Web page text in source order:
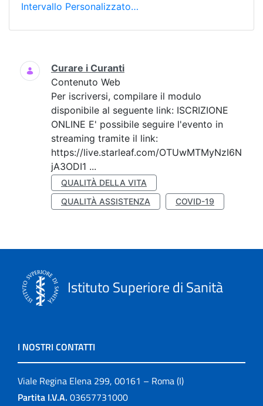
Intervallo Personalizzato…
Ricerca
Curare i Curanti
Contenuto Web
Per iscriversi, compilare il modulo
disponibile al seguente link: ISCRIZIONE
ONLINE E' possibile seguire l'evento in
streaming tramite il link:
https://live.starleaf.com/OTUwMTMyNzI6N
jA3ODI1 ...
QUALITÀ DELLA VITA
QUALITÀ ASSISTENZA
COVID-19
Istituto Superiore di Sanità
I NOSTRI CONTATTI
Viale Regina Elena 299, 00161 – Roma (I)
Partita I.V.A. 03657731000